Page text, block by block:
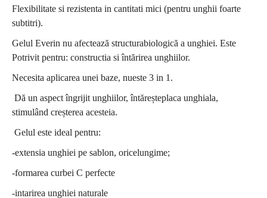
Flexibilitate si rezistenta in cantitati mici (pentru unghii foarte
subtitri).
Gelul Everin nu afectează structurabiologică a unghiei. Este
Potrivit pentru: constructia si întărirea unghiilor.
Necesita aplicarea unei baze, nueste 3 in 1.
Dă un aspect îngrijit unghiilor, întăreșteplaca unghiala,
stimulând creșterea acesteia.
Gelul este ideal pentru:
-extensia unghiei pe sablon, oricelungime;
-formarea curbei C perfecte
-intarirea unghiei naturale